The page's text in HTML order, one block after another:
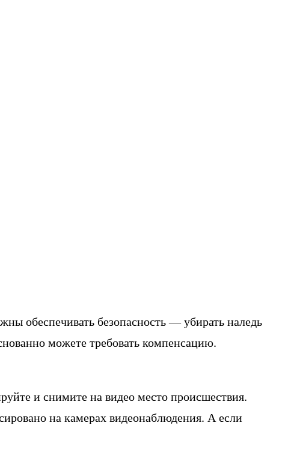
обеспечивать безопасность — убирать наледь
можете требовать компенсацию.
и снимите на видео место происшествия.
на камерах видеонаблюдения. А если